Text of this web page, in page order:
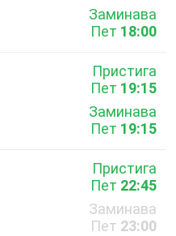
Заминава
Пет 18:00
Пристига
Пет 19:15
Заминава
Пет 19:15
Пристига
Пет 22:45
Заминава
Пет 23:00